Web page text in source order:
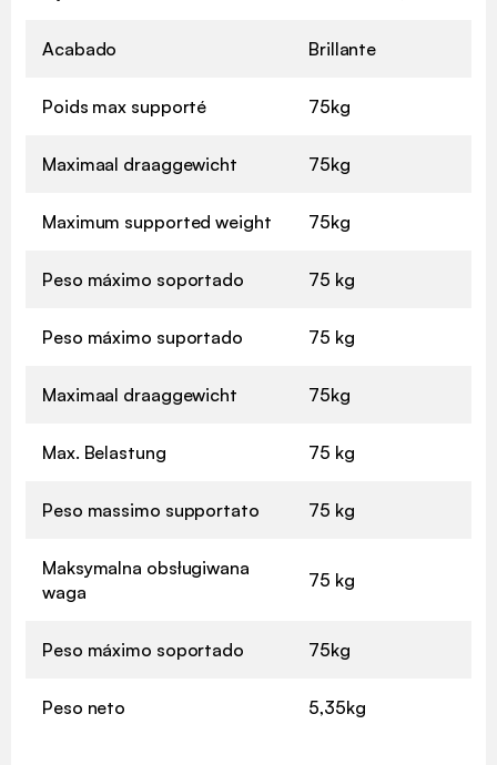
Acabado Brillante
Poids max supporté 75kg
Maximaal draaggewicht 75kg
Maximum supported weight 75kg
Peso máximo soportado 75 kg
Peso máximo suportado 75 kg
Maximaal draaggewicht 75kg
Max. Belastung 75 kg
Peso massimo supportato 75 kg
Maksymalna obsługiwana
waga
75 kg
Peso máximo soportado 75kg
Peso neto 5,35kg